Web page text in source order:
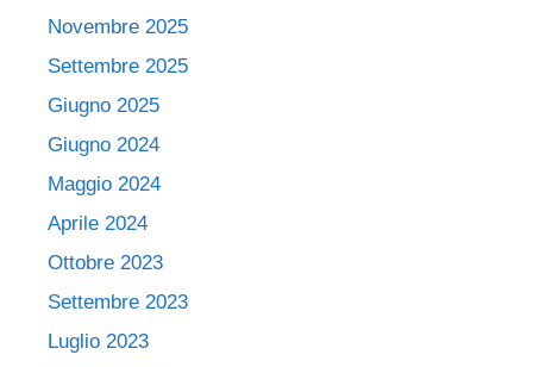
Novembre 2025
Settembre 2025
Giugno 2025
Giugno 2024
Maggio 2024
Aprile 2024
Ottobre 2023
Settembre 2023
Luglio 2023